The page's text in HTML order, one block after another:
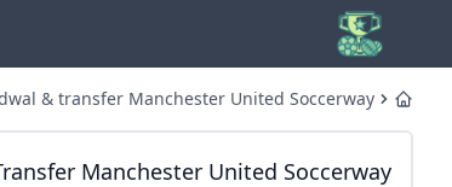
Home
Statistik hasil jadwal & transfer Manchester United Soccerway
Manchester United Soccerway